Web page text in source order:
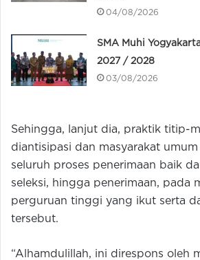
04/08/2026
SMA Muhi
2027 / 2028
03/08/2026
Sehingga, lanjut dia, praktik titip-
diantisipasi dan masyarakat
seluruh proses penerimaan baik
seleksi, hingga penerimaan, pada
perguruan tinggi yang ikut serta
tersebut.
“Alhamdulillah, ini direspons oleh